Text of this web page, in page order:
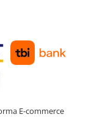
E-commerce